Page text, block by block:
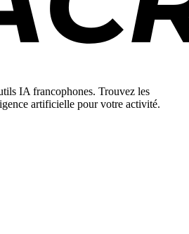
IA francophones. Trouvez les
artificielle pour votre activité.